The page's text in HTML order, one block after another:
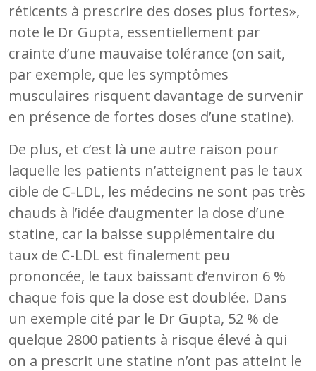
réticents à prescrire des doses plus fortes»,
note le Dr Gupta, essentiellement par
crainte d’une mauvaise tolérance (on sait,
par exemple, que les symptômes
musculaires risquent davantage de survenir
en présence de fortes doses d’une statine).
De plus, et c’est là une autre raison pour
laquelle les patients n’atteignent pas le taux
cible de C-LDL, les médecins ne sont pas très
chauds à l’idée d’augmenter la dose d’une
statine, car la baisse supplémentaire du
taux de C-LDL est finalement peu
prononcée, le taux baissant d’environ 6 %
chaque fois que la dose est doublée. Dans
un exemple cité par le Dr Gupta, 52 % de
quelque 2800 patients à risque élevé à qui
on a prescrit une statine n’ont pas atteint le